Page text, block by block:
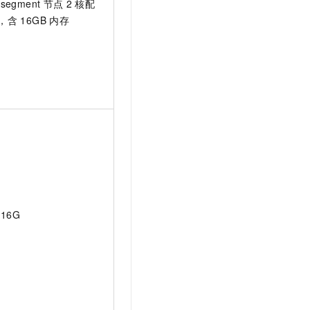
segment 节点 2 核配
含 16GB 内存